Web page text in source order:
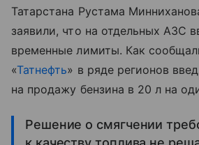
Татарстана Рустама
заявили, что на отдельных АЗС
временные лимиты. Как
«Татнефть» в ряде регионов
на продажу бензина в 20 л на
Решение о смягчении